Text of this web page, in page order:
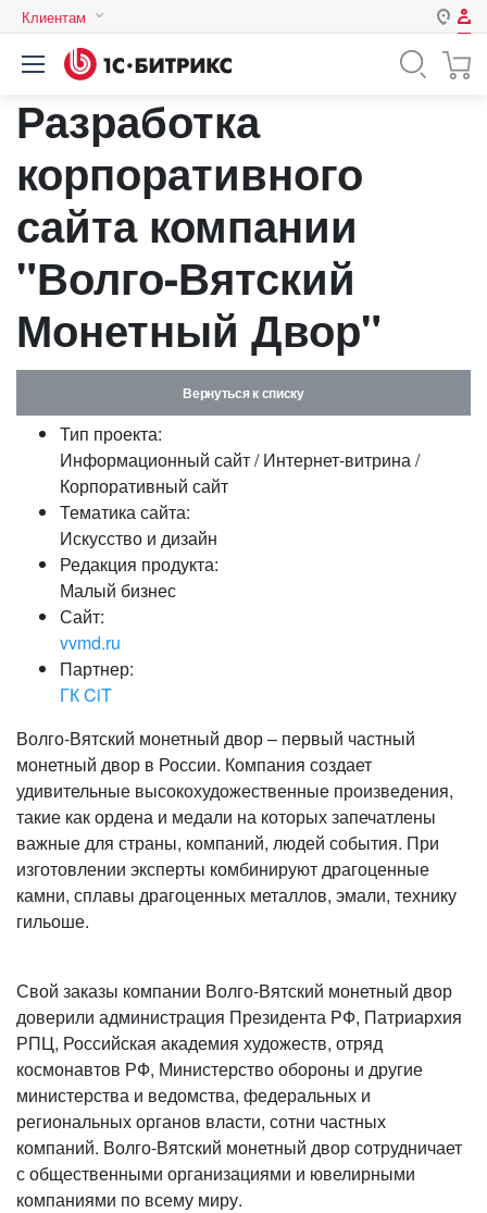
Клиентам
Авторизация
Логин
Пароль
Запомнить меня на этом
компьютере
Забыли свой пароль?
или войдите с помощью
Разработка
корпоративного
сайта компании
"Волго-Вятский
Монетный Двор"
Вернуться к списку
Тип проекта:
Информационный сайт / Интернет-витрина /
Корпоративный сайт
Тематика сайта:
Искусство и дизайн
Редакция продукта:
Малый бизнес
Сайт:
vvmd.ru
Партнер:
ГК CiT
Волго-Вятский монетный двор – первый частный
монетный двор в России. Компания создает
удивительные высокохудожественные произведения,
такие как ордена и медали на которых запечатлены
важные для страны, компаний, людей события. При
изготовлении эксперты комбинируют драгоценные
камни, сплавы драгоценных металлов, эмали, технику
гильоше.
Свой заказы компании Волго-Вятский монетный двор
доверили администрация Президента РФ, Патриархия
РПЦ, Российская академия художеств, отряд
космонавтов РФ, Министерство обороны и другие
министерства и ведомства, федеральных и
региональных органов власти, сотни частных
компаний. Волго-Вятский монетный двор сотрудничает
с общественными организациями и ювелирными
компаниями по всему миру.